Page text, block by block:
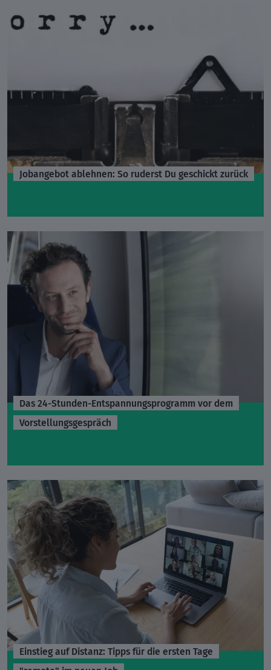
Jobangebot ablehnen: So ruderst Du geschickt zurück
Das 24-Stunden-Entspannungsprogramm vor dem
Vorstellungsgespräch
Einstieg auf Distanz: Tipps für die ersten Tage